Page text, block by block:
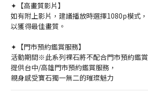
✦【高畫質影片】
如有附上影片，建議播放時選擇1080p模式，
以獲得最佳畫質。
✦【門市預約鑑賞服務】
活動期間※此系列裸石將不配合門市預約鑑賞
提供台中/高雄門市預約鑑賞服務，
親身感受寶石獨一無二的璀璨魅力